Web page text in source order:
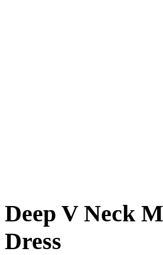
Deep V Neck
Dress